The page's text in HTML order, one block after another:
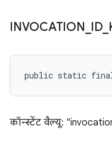
INVOCATION ID_
public static final
कॉन्स्टेंट वैल्यू: